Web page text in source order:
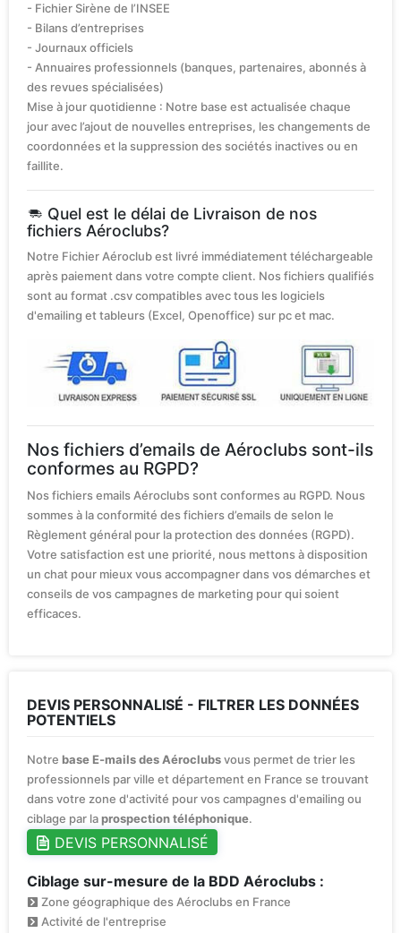
- Fichier Sirène de l’INSEE
- Bilans d’entreprises
- Journaux officiels
- Annuaires professionnels (banques, partenaires, abonnés à
des revues spécialisées)
Mise à jour quotidienne : Notre base est actualisée chaque
jour avec l’ajout de nouvelles entreprises, les changements de
coordonnées et la suppression des sociétés inactives ou en
faillite.
Quel est le délai de Livraison de nos
fichiers Aéroclubs?
Notre Fichier Aéroclub est livré immédiatement téléchargeable
après paiement dans votre compte client. Nos fichiers qualifiés
sont au format .csv compatibles avec tous les logiciels
d'emailing et tableurs (Excel, Openoffice) sur pc et mac.
Nos fichiers d’emails de Aéroclubs sont-ils
conformes au RGPD?
Nos fichiers emails Aéroclubs sont conformes au RGPD. Nous
sommes à la conformité des fichiers d’emails de selon le
Règlement général pour la protection des données (RGPD).
Votre satisfaction est une priorité, nous mettons à disposition
un chat pour mieux vous accompagner dans vos démarches et
conseils de vos campagnes de marketing pour qui soient
efficaces.
DEVIS PERSONNALISÉ - FILTRER LES DONNÉES
POTENTIELS
Notre base E-mails des Aéroclubsvous permet de trier les
professionnels par ville et département en France se trouvant
dans votre zone d'activité pour vos campagnes d'emailing ou
ciblage par laprospection téléphonique.
DEVIS PERSONNALISÉ
Ciblage sur-mesure de la BDD Aéroclubs :
Zone géographique des Aéroclubs en France
Activité de l'entreprise